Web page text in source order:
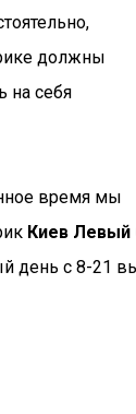
должны
на себя
время мы
Киев Левый
день с 8-21